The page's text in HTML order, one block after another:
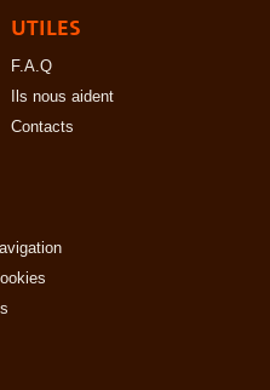
UTILES
F.A.Q
Ils nous aident
Contacts